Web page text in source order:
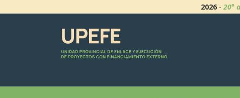
2026 -20°